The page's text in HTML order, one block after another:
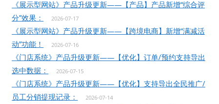
《展示型网站》产品升级更新——【产品】产品新增“综合评
分”效果：
2026-07-17
《展示型网站》产品升级更新——【跨境电商】新增“满减活
动”功能！
2026-07-16
《门店系统》产品升级更新——【优化】订单/预约支持导出
选中数据：
2026-07-15
《门店系统》产品升级更新——【优化】支持导出全民推广/
员工分销提现记录：
2026-07-14